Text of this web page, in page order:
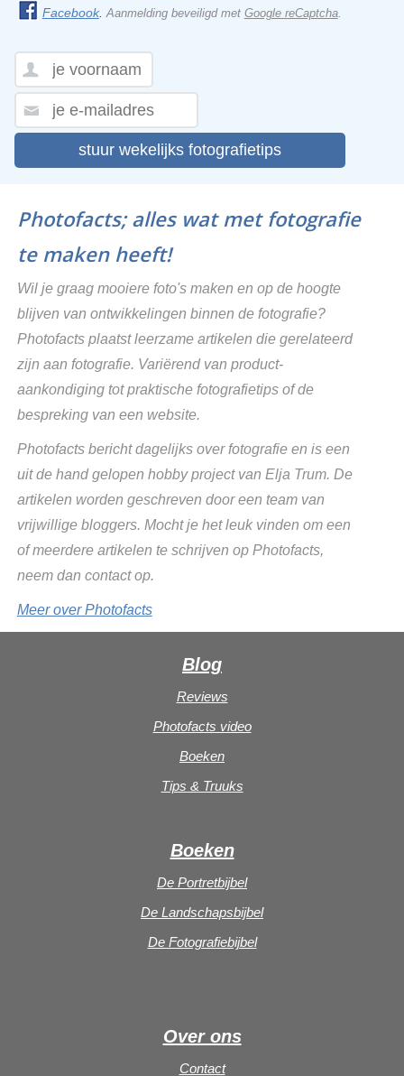
Facebook. Aanmelding beveiligd met Google reCaptcha.
stuur wekelijks fotografietips
Photofacts; alles wat met fotografie
te maken heeft!
Wil je graag mooiere foto's maken en op de hoogte
blijven van ontwikkelingen binnen de fotografie?
Photofacts plaatst leerzame artikelen die gerelateerd
zijn aan fotografie. Variërend van product-
aankondiging tot praktische fotografietips of de
bespreking van een website.
Photofacts bericht dagelijks over fotografie en is een
uit de hand gelopen hobby project van Elja Trum. De
artikelen worden geschreven door een team van
vrijwillige bloggers. Mocht je het leuk vinden om een
of meerdere artikelen te schrijven op Photofacts,
neem dan contact op.
Meer over Photofacts
Blog
Reviews
Photofacts video
Boeken
Tips & Truuks
Boeken
De Portretbijbel
De Landschapsbijbel
De Fotografiebijbel
Over ons
Contact